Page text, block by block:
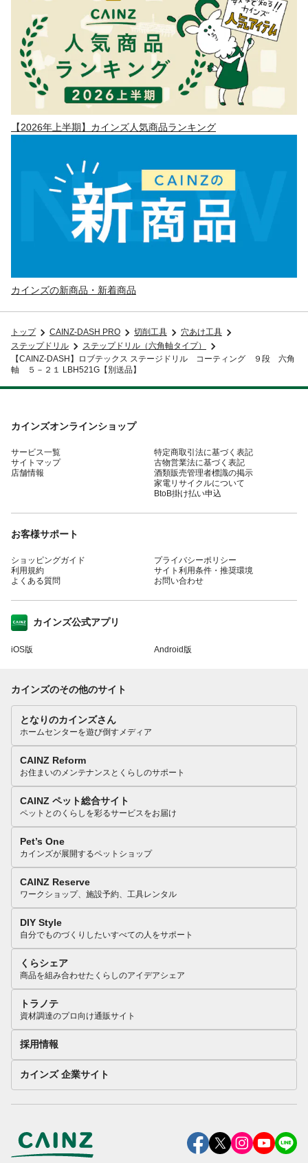
【2026年上半期】カインズ人気商品ランキング
カインズの新商品・新着商品
トップ CAINZ-DASH PRO 切削工具
穴あけ工具
ステップドリル
ステップドリル（六角軸タイプ）
【CAINZ-DASH】ロブテックス ステージドリル コーティング ９段 六角
軸 ５－２１ LBH521G【別送品】
カインズオンラインショップ
サービス一覧
サイトマップ
店舗情報
特定商取引法に基づく表記
古物営業法に基づく表記
酒類販売管理者標識の掲示
家電リサイクルについて
BtoB掛け払い申込
お客様サポート
ショッピングガイド
利用規約
よくある質問
プライバシーポリシー
サイト利用条件・推奨環境
お問い合わせ
カインズ公式アプリ
iOS版 Android版
カインズのその他のサイト
となりのカインズさん
ホームセンターを遊び倒すメディア
CAINZ Reform
お住まいのメンテナンスとくらしのサポート
CAINZ ペット総合サイト
ペットとのくらしを彩るサービスをお届け
Pet’s One
カインズが展開するペットショップ
CAINZ Reserve
ワークショップ、施設予約、工具レンタル
DIY Style
自分でものづくりしたいすべての人をサポート
くらシェア
商品を組み合わせたくらしのアイデアシェア
トラノテ
資材調達のプロ向け通販サイト
採用情報
カインズ 企業サイト